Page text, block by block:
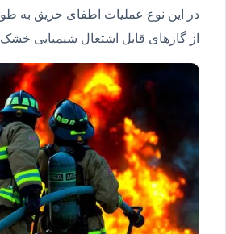
در این نوع عملیات اطفای حریق به
از گازهای قابل اشتعال شیمیایی